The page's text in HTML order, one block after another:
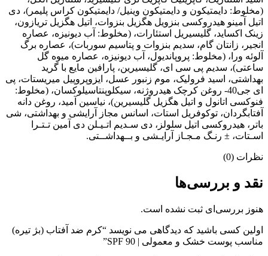
(مخلوط: دایمتیکون و دایمتیکون وینیل/ دایمتیکون کراس پلیمر)، دی
اتیل آمینو هیدروکسی بنزویل هگزیل بنزوات، اتیل هگزیل تریازون،
زینک اکساید، گلیسیریل استئارات، (مخلوط: آب دیونیزه، عصاره
انجیر، زانتان گام، سدیم بنزوات و پتاسیم سوربات)، عصاره برگ
آلوئه ورا، (مخلوط: پروپاندیول، آب دیونیزه، عصاره میوه گل
ساعتی)، سدیم پی سی ای، گلیسیرین، پارافین مایع با گرید
بهداشتی، اسید فرولیک، موم زنبور عسل، ایزوپروپیل میریستات، پی
ای جی40- روغن کرچک هیدروژنه، سیکلوپنتاسیلوکسان، (مخلوط:
فنوکسی اتانول و اتیل هگزیل گلیسیرین)، نیاسین آمید، روغن دانه
آفتابگردان، توکوفریل استات، اسانس مجاز آرایشی و بهداشتی، شی
باتر، هیدروکسی اتیل سلولز، دی سـدیم اتـیـلن دی آمین تـتـرا
اسـتات، ± رنـگ مـجـاز آرایـشی و بــهداشــتی.
نظرات (0)
نقد و بررسی‌ها
هنوز بررسی‌ای ثبت نشده است.
اولین کسی باشید که دیدگاهی می نویسد “کرم ضد آفتاب (بژ تیره)
مناسب پوست خشک و معمولی | SPF 90”